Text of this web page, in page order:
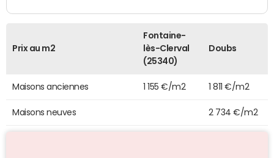
Prix au m2
Fontaine-
lès-Clerval
(25340)
Doubs
Maisons anciennes 1 155 €/m2 1 811 €/m2
Maisons neuves 2 734 €/m2